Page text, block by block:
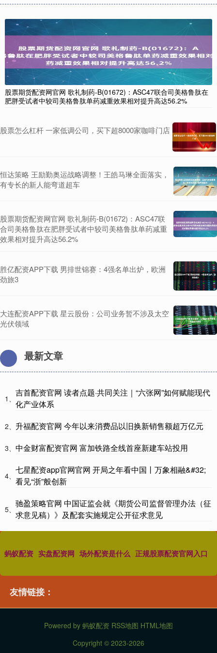
股票期货配资网官网 歌礼制药-B(01672)：ASC47联合司美格鲁肽在
肥胖受试者中较司美格鲁肽单药减重效果相对提升高达56.2%
股票怎么杠杆 一家低调公司，买下超8000家咖啡门店
恒达策略 王励勤奥运战略调整！王皓马琳全面落实，
有专长的新人能弯道超车
股票期货配资网官网 歌礼制药-B(01672)：ASC47联
合司美格鲁肽在肥胖受试者中较司美格鲁肽单药减重
效果相对提升高达56.2%
胜亿配资APP下载 男排世锦赛：4强名单出炉，欧洲
劲旅3
大连配资APP下载 星云股份：公司业务暂不涉及太空
光伏领域
最新文章
1、
吉首配资官网 读者点题·共同关注｜“六张网”如何赋能现代
化产业体系
2、 升福配资官网 今年以来消费品以旧换新销售额超万亿元
3、 中金财富配资官网 富加铁路全线首座新建车站投用
4、
七星配资app官网官网 开局之年看中国丨万象相融&#32;
看见“浙”般创新
5、
驰盈策略官网 中国证监会就《期货公司监督管理办法（征
求意见稿）》及配套实施规定公开征求意见
蚂蚁配资 实盘配资网 场外配资是什么 正规股票配资官网入口
友情链接：
Powered by 蚂蚁配资 RSS地图 HTML地图
Copyright © 2023-2026